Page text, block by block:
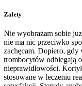
Zalety
Nie wyobrażam sobie
nie ma nic przeciwko
zachęcam. Dopiero, gdy
trombocytów odbiegają
nieprawidłowości.
stosowane w leczeniu